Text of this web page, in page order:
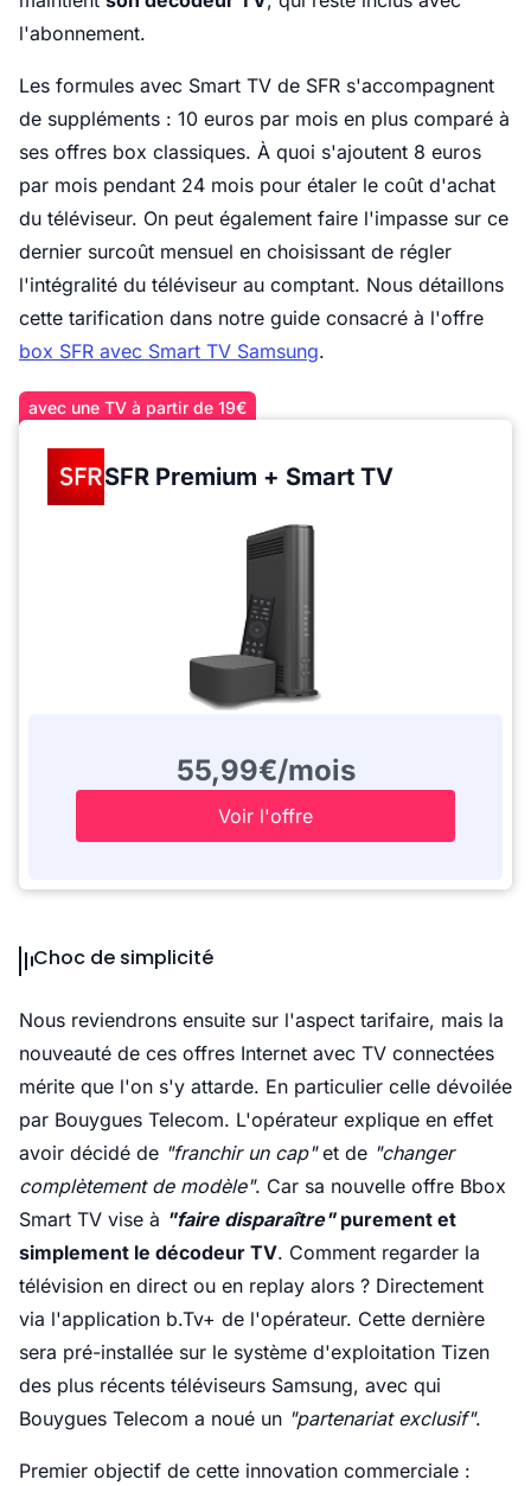
l'abonnement.
Les formules avec Smart TV de SFR s'accompagnent
de suppléments : 10 euros par mois en plus comparé à
ses offres box classiques. À quoi s'ajoutent 8 euros
par mois pendant 24 mois pour étaler le coût d'achat
du téléviseur. On peut également faire l'impasse sur ce
dernier surcoût mensuel en choisissant de régler
l'intégralité du téléviseur au comptant. Nous détaillons
cette tarification dans notre guide consacré à l'offre
box SFR avec Smart TV Samsung.
avec une TV à partir de 19€
SFR Premium + Smart TV
55,99€/mois
Voir l'offre
Choc de simplicité
Nous reviendrons ensuite sur l'aspect tarifaire, mais la
nouveauté de ces offres Internet avec TV connectées
mérite que l'on s'y attarde. En particulier celle dévoilée
par Bouygues Telecom. L'opérateur explique en effet
avoir décidé de "franchir un cap"et de "changer
complètement de modèle". Car sa nouvelle offre Bbox
Smart TV vise à "faire disparaître"purement et
simplement le décodeur TV. Comment regarder la
télévision en direct ou en replay alors ? Directement
via l'application b.Tv+ de l'opérateur. Cette dernière
sera pré-installée sur le système d'exploitation Tizen
des plus récents téléviseurs Samsung, avec qui
Bouygues Telecom a noué un "partenariat exclusif".
Premier objectif de cette innovation commerciale :